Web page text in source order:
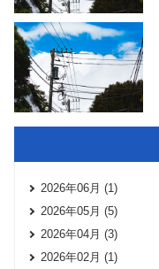
2026年06月 (1)
2026年05月 (5)
2026年04月 (3)
2026年02月 (1)